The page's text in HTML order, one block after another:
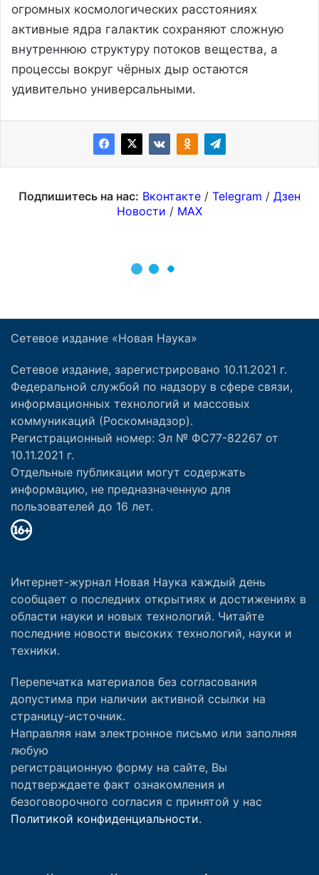
Сетевое издание «Новая Наука»
Сетевое издание, зарегистрировано 10.11.2021 г.
Федеральной службой по надзору в сфере связи,
информационных технологий и массовых
коммуникаций (Роскомнадзор).
Регистрационный номер: Эл № ФС77-82267 от
10.11.2021 г.
Отдельные публикации могут содержать
информацию, не предназначенную для
пользователей до 16 лет.
Интернет-журнал Новая Наука каждый день
сообщает о последних открытиях и достижениях в
области науки и новых технологий. Читайте
последние новости высоких технологий, науки и
техники.
Перепечатка материалов без согласования
допустима при наличии активной ссылки на
страницу-источник.
Направляя нам электронное письмо или заполняя
любую
регистрационную форму на сайте, Вы
подтверждаете факт ознакомления и
безоговорочного согласия с принятой у нас
Политикой конфиденциальности.